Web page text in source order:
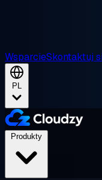
WsparcieSkontaktuj
PL